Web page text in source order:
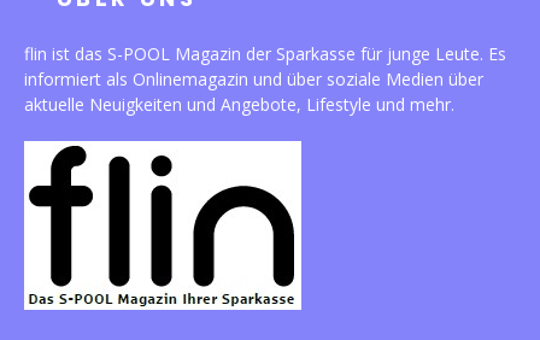
flin ist das S-POOL Magazin der Sparkasse für junge Leute. Es
informiert als Onlinemagazin und über soziale Medien über
aktuelle Neuigkeiten und Angebote, Lifestyle und mehr.